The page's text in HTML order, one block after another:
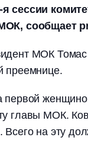
сессии
сообщает
МОК
преемнице.
первой
главы МОК.
на эту